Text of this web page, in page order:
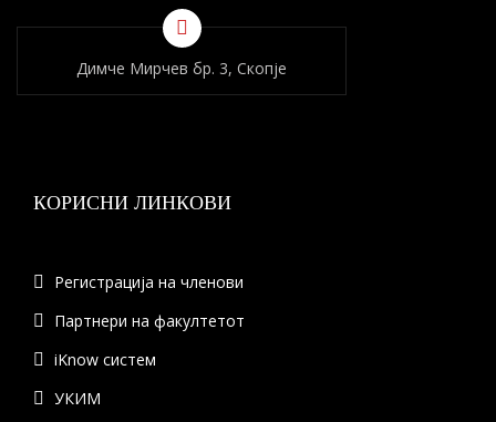
Димче Мирчев бр. 3, Скопје
КОРИСНИ ЛИНКОВИ
Регистрација на членови
Партнери на факултетот
iKnow систем
УКИМ